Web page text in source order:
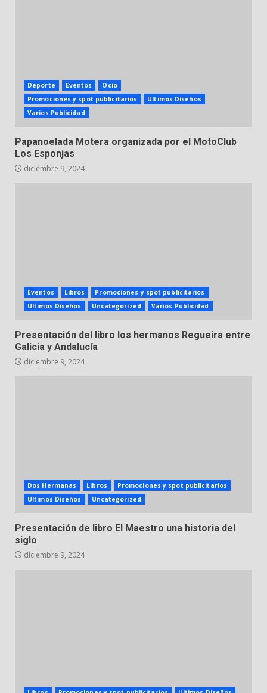
Deporte Eventos
Ocio
Promociones y spot publicitarios
Ultimos Diseños
Varios Publicidad
Papanoelada Motera organizada por el MotoClub
Los Esponjas
diciembre 9, 2024
Eventos Libros
Promociones y spot publicitarios
Ultimos Diseños
Uncategorized Varios Publicidad
Presentación del libro los hermanos Regueira entre
Galicia y Andalucía
diciembre 9, 2024
Dos Hermanas Libros
Promociones y spot publicitarios
Ultimos Diseños
Uncategorized
Presentación de libro El Maestro una historia del
siglo
diciembre 9, 2024